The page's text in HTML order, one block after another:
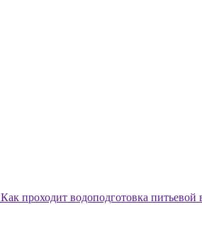
Как проходит водоподготовка питьевой